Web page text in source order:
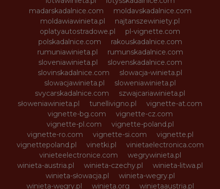
madarskadalnice.com
moldavskadalnice.com
moldawiawinieta.pl
najtanszewiniety.pl
oplatyautostradowe.pl
pl-vignette.com
polskadalnice.com
rakouskadalnice.com
rumuniawinieta.pl
rumunskadalnice.com
sloveniawinieta.pl
slovenskadalnice.com
slovinskadalnice.com
slowacja-winieta.pl
slowacjawinieta.pl
sloweniawinieta.pl
svycarskadalnice.com
szwajcariawinieta.pl
słoweniawinieta.pl
tunellivigno.pl
vignette-at.com
vignette-bg.com
vignette-cz.com
vignette-pl.com
vignette-poland.pl
vignette-ro.com
vignette-si.com
vignette.pl
vignettepoland.pl
vinetki.pl
vinietaelectronica.com
vinieteelectronice.com
wegrywinieta.pl
winieta-austria.pl
winieta-czechy.pl
winieta-litwa.pl
winieta-słowacja.pl
winieta-wegry.pl
winieta-węgry.pl
winieta.org
winietaaustria.pl